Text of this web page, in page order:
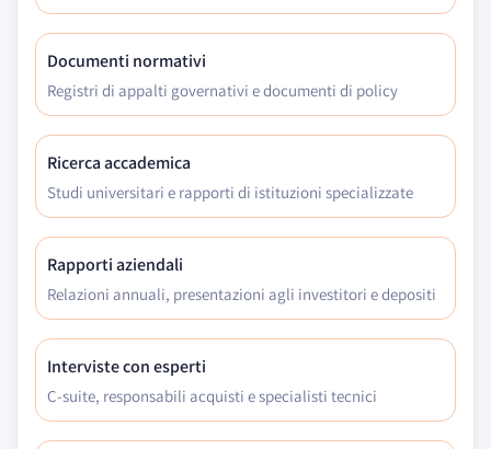
Documenti normativi
Registri di appalti governativi e documenti di policy
Ricerca accademica
Studi universitari e rapporti di istituzioni specializzate
Rapporti aziendali
Relazioni annuali, presentazioni agli investitori e depositi
Interviste con esperti
C-suite, responsabili acquisti e specialisti tecnici